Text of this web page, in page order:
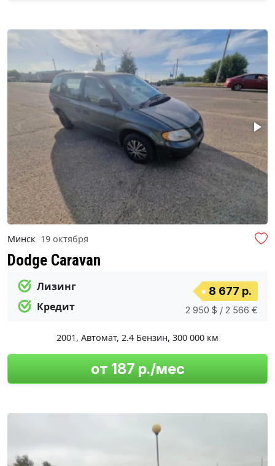
Минск 19 октября
Dodge Caravan
Лизинг
Кредит
8 677 р.
2 950 $ / 2 566 €
2001, Автомат, 2.4 Бензин, 300 000 км
от 187 р./мес